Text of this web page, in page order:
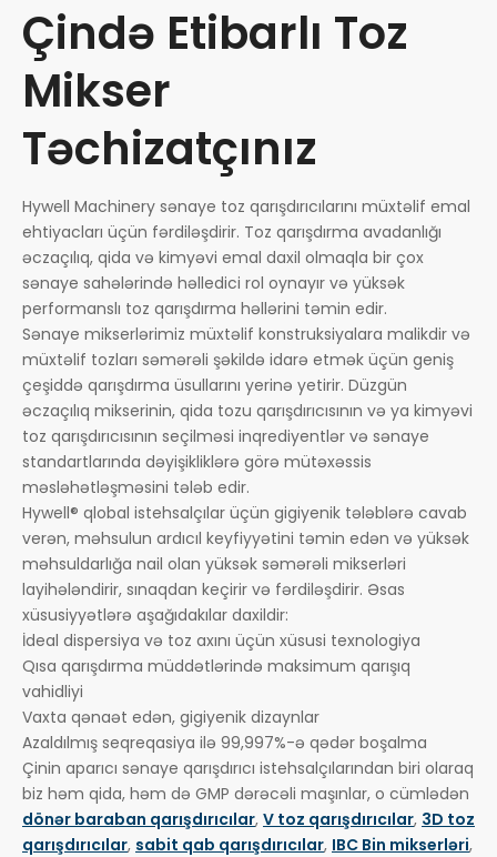
Çində Etibarlı Toz
Mikser
Təchizatçınız
Hywell Machinery sənaye toz qarışdırıcılarını müxtəlif emal
ehtiyacları üçün fərdiləşdirir. Toz qarışdırma avadanlığı
əczaçılıq, qida və kimyəvi emal daxil olmaqla bir çox
sənaye sahələrində həlledici rol oynayır və yüksək
performanslı toz qarışdırma həllərini təmin edir.
Sənaye mikserlərimiz müxtəlif konstruksiyalara malikdir və
müxtəlif tozları səmərəli şəkildə idarə etmək üçün geniş
çeşiddə qarışdırma üsullarını yerinə yetirir. Düzgün
əczaçılıq mikserinin, qida tozu qarışdırıcısının və ya kimyəvi
toz qarışdırıcısının seçilməsi inqrediyentlər və sənaye
standartlarında dəyişikliklərə görə mütəxəssis
məsləhətləşməsini tələb edir.
Hywell® qlobal istehsalçılar üçün gigiyenik tələblərə cavab
verən, məhsulun ardıcıl keyfiyyətini təmin edən və yüksək
məhsuldarlığa nail olan yüksək səmərəli mikserləri
layihələndirir, sınaqdan keçirir və fərdiləşdirir. Əsas
xüsusiyyətlərə aşağıdakılar daxildir:
İdeal dispersiya və toz axını üçün xüsusi texnologiya
Qısa qarışdırma müddətlərində maksimum qarışıq
vahidliyi
Vaxta qənaət edən, gigiyenik dizaynlar
Azaldılmış seqreqasiya ilə 99,997%-ə qədər boşalma
Çinin aparıcı sənaye qarışdırıcı istehsalçılarından biri olaraq
biz həm qida, həm də GMP dərəcəli maşınlar, o cümlədən
dönər baraban qarışdırıcılar, V toz qarışdırıcılar, 3D toz
qarışdırıcılar, sabit qab qarışdırıcılar, IBC Bin mikserləri,